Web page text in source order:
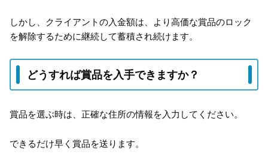
しかし、クライアントの入金額は、より高価な賞品のロック
を解除するために継続して蓄積され続けます。
どうすれば賞品を入手できますか？
賞品を選ぶ時は、正確な住所の情報を入力してください。
できるだけ早く賞品を送ります。